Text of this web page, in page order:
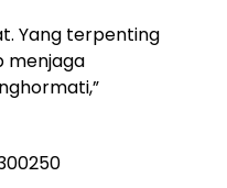
Yang terpenting
menjaga